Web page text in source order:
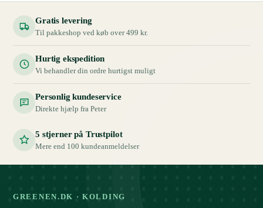
Gratis levering
Til pakkeshop ved køb over 499 kr.
Hurtig ekspedition
Vi behandler din ordre hurtigst muligt
Personlig kundeservice
Direkte hjælp fra Peter
5 stjerner på Trustpilot
Mere end 100 kundeanmeldelser
GREENEN.DK · KOLDING